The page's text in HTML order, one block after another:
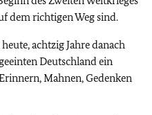
dem richtigen Weg sind.
achtzig Jahre danach
Deutschland ein
Mahnen, Gedenken